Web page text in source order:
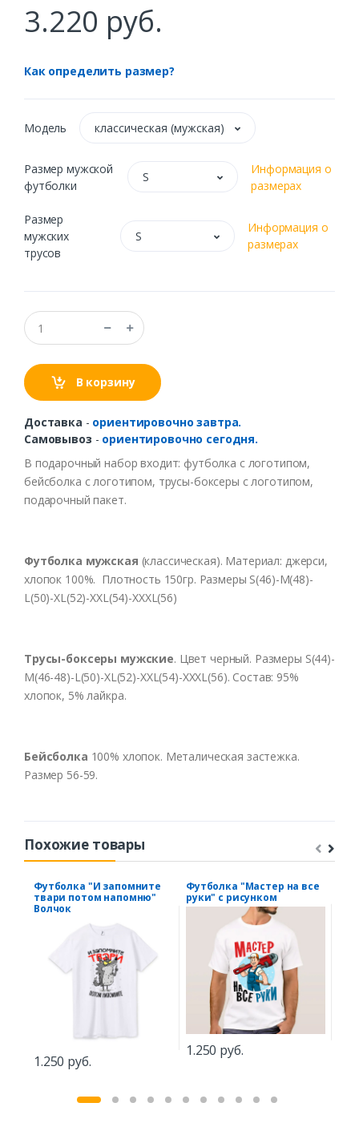
3.220 руб.
Как определить размер?
Модель классическая (мужская)
Размер мужской
футболки
S
Информация о
размерах
Размер
мужских
трусов
S
Информация о
размерах
В корзину
Доставка - ориентировочно завтра.
Самовывоз - ориентировочно сегодня.
В подарочный набор входит: футболка с логотипом,
бейсболка с логотипом, трусы-боксеры с логотипом,
подарочный пакет.
Футболка мужская (классическая). Материал: джерси,
хлопок 100%. Плотность 150гр. Размеры S(46)-M(48)-
L(50)-XL(52)-XXL(54)-XXXL(56)
Трусы-боксеры мужские. Цвет черный. Размеры S(44)-
M(46-48)-L(50)-XL(52)-XXL(54)-XXXL(56). Состав: 95%
хлопок, 5% лайкра.
Бейсболка 100% хлопок. Металическая застежка.
Размер 56-59.
Похожие товары
Футболка "И запомните
твари потом напомню"
Волчок
1.250 руб.
Футболка "Мастер на все
руки" с рисунком
1.250 руб.